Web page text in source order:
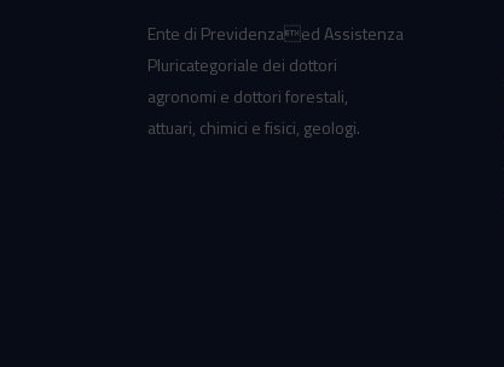
Ente di Previdenzaed Assistenza
Pluricategoriale dei dottori
agronomi e dottori forestali,
attuari, chimici e fisici, geologi.